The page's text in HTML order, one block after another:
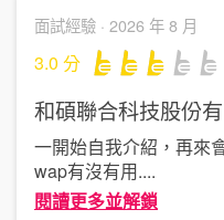
面試經驗 · 2026 年 8 月
3.0 分
和碩聯合科技股份
一開始自我介紹，再來
wap有沒有用....
閱讀更多並解鎖